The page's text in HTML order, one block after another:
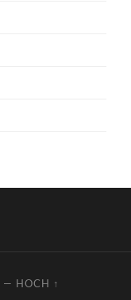
— HOCH ↑